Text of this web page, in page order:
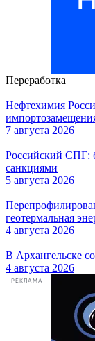
Переработка
Нефтехимия
7 августа 2026
Российский СПГ:
санкциями
5 августа 2026
геотермальная
4 августа 2026
В Архангельске
4 августа 2026
РЕКЛАМА